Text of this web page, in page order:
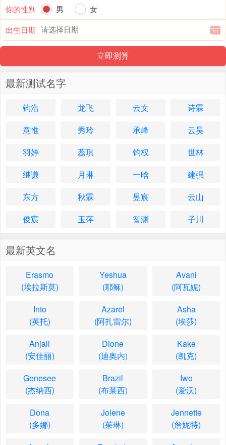
你的性别
男
女
出生日期
最新测试名字
钧浩 龙飞 云文
诗霖
意惟
秀玲 承峰
云昊
羽婷
蕊琪 钧权
世林
继谦
月琳 一晗
建强
东方
秋霖 昱宸
云山
俊宸
玉萍 智渊 子川
最新英文名
Erasmo
(埃拉斯莫)
Yeshua
(耶稣)
Avani
(阿瓦妮)
Into
(英托)
Azarel
(阿扎雷尔)
Asha
(埃莎)
Anjali
(安佳丽)
Dione
(迪奥内)
Kake
(凯克)
Genesee
(杰纳西)
Brazil
(布莱西)
Iwo
(爱沃)
Dona
(多娜)
Jolene
(茱琳)
Jennette
(詹妮特)